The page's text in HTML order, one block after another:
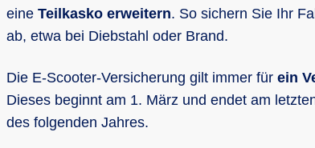
eine Teilkasko erweitern. So sichern Sie Ihr
ab, etwa bei Diebstahl oder Brand.
Die E-Scooter-Versicherung gilt immer für ein
Dieses beginnt am 1. März und endet am
des folgenden Jahres.